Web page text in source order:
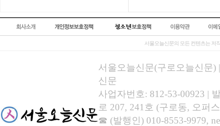
서울오늘신문의 모든 컨텐츠는 저
서울오늘신문(구로오늘신문)
신문
사업자번호: 812-53-00923 |
로 207, 241호 (구로동, 오퍼
☎ (발행인) 010-8553-9979,